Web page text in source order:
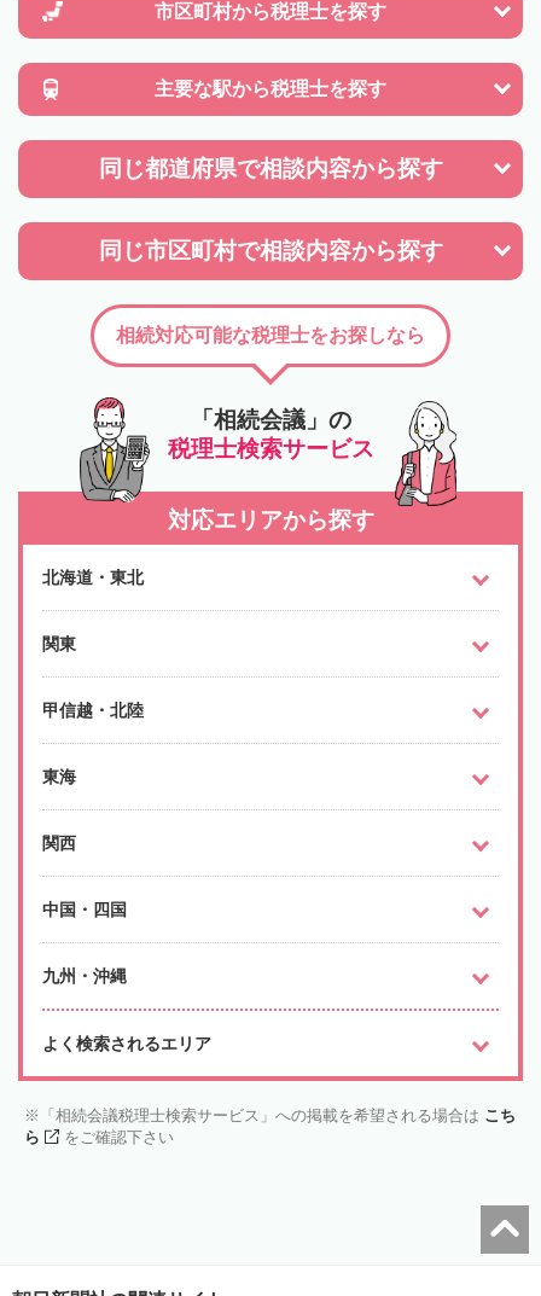
市区町村から税理士を探す
主要な駅から税理士を探す
同じ都道府県で相談内容から探す
同じ市区町村で相談内容から探す
「相続会議」の
税理士検索サービス
相続対応可能な税理士をお探しなら
対応エリアから探す
北海道・東北
関東
甲信越・北陸
東海
関西
中国・四国
九州・沖縄
よく検索されるエリア
「相続会議税理士検索サービス」への掲載を希望される場合は こち
ら
をご確認下さい